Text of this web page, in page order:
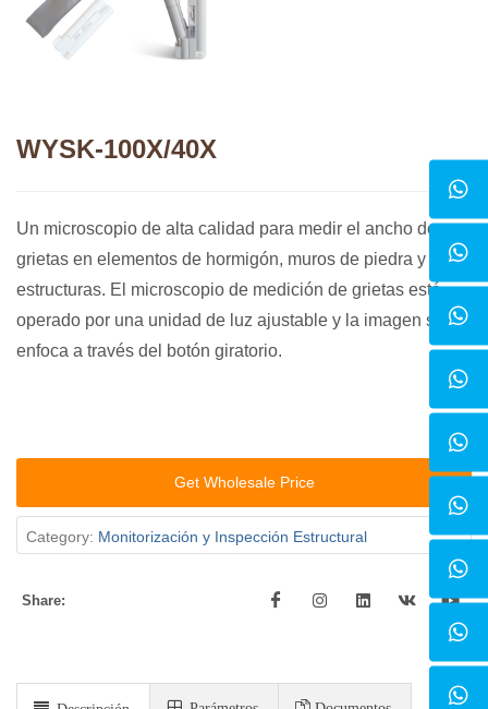
WYSK-100X/40X
Un microscopio de alta calidad para medir el ancho de
grietas en elementos de hormigón, muros de piedra y otras
estructuras. El microscopio de medición de grietas está
operado por una unidad de luz ajustable y la imagen se
enfoca a través del botón giratorio.
Get Wholesale Price
Category: Monitorización y Inspección Estructural
Share: